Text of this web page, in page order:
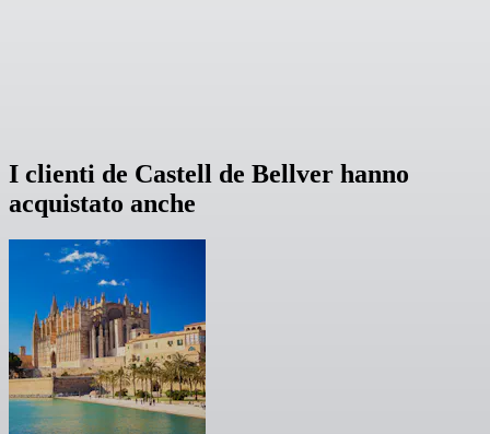
I clienti de Castell de Bellver hanno
acquistato anche